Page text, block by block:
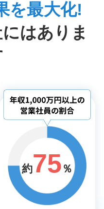
を最大化!
はありま
約75 ％